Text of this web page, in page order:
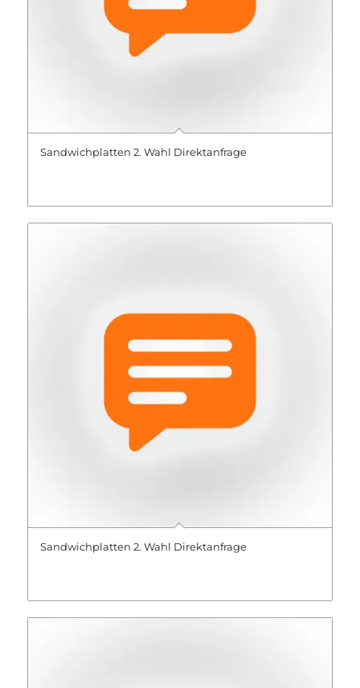
Sandwichplatten 2. Wahl Direktanfrage
Sandwichplatten 2. Wahl Direktanfrage